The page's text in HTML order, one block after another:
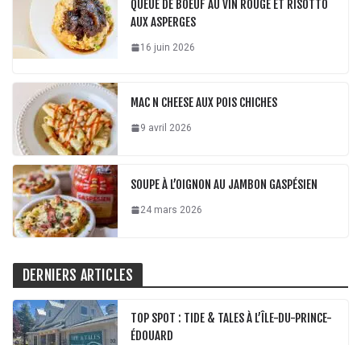
QUEUE DE BOEUF AU VIN ROUGE ET RISOTTO
AUX ASPERGES
16 juin 2026
MAC N CHEESE AUX POIS CHICHES
9 avril 2026
SOUPE À L’OIGNON AU JAMBON GASPÉSIEN
24 mars 2026
DERNIERS ARTICLES
TOP SPOT : TIDE & TALES À L’ÎLE-DU-PRINCE-
ÉDOUARD